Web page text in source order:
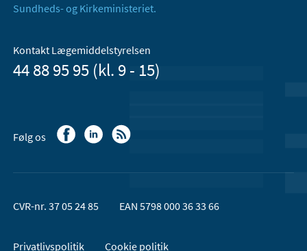
Sundheds- og Kirkeministeriet.
Kontakt Lægemiddelstyrelsen
44 88 95 95 (kl. 9 - 15)
Følg os
CVR-nr. 37 05 24 85 EAN 5798 000 36 33 66
Privatlivspolitik Cookie politik